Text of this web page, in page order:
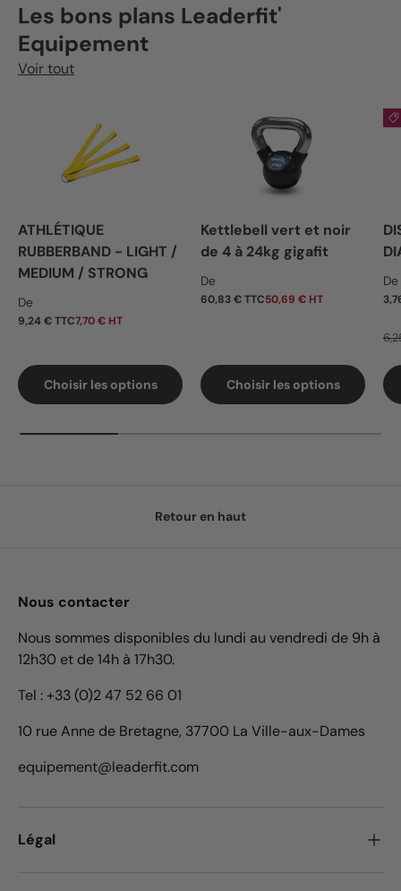
Les bons plans Leaderfit'
Equipement
Voir tout
ATHLÉTIQUE
RUBBERBAND - LIGHT /
MEDIUM / STRONG
Prix habituel
De
9,24 € TTC7,70 € HT
Choisir les options
Kettlebell vert et noir
de 4 à 24kg gigafit
Prix habituel
De
60,83 € TTC50,69 € HT
Choisir les options
De
Retour en haut
Nous contacter
Nous sommes disponibles du lundi au vendredi de 9h à
12h30 et de 14h à 17h30.
Tel : +33 (0)2 47 52 66 01
10 rue Anne de Bretagne, 37700 La Ville-aux-Dames
equipement@leaderfit.com
Légal